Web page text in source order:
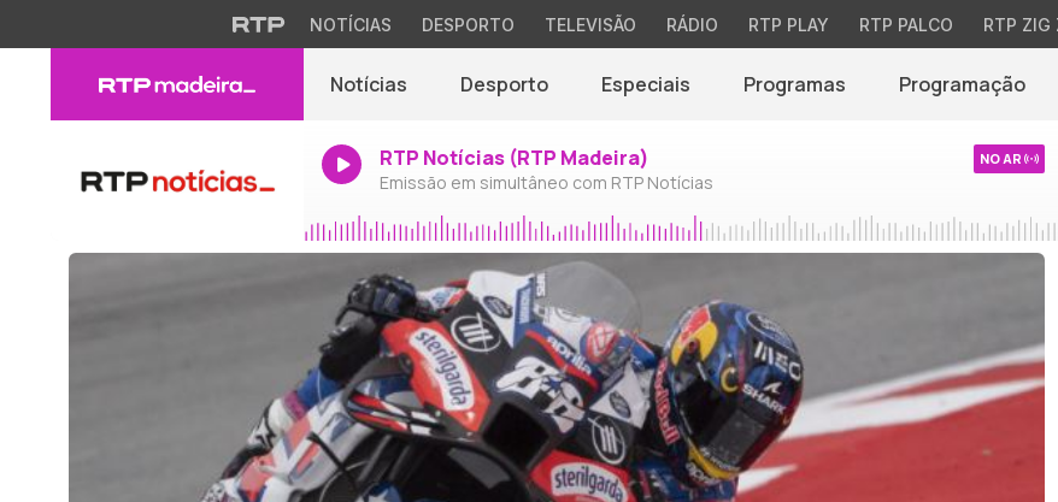
NOTÍCIAS DESPORTO TELEVISÃO RÁDIO RTP PLAY RTP PALCO RTP ZIG
Notícias Desporto Especiais Programas Programação
RTP Notícias (RTP Madeira)
Emissão em simultâneo com RTP Notícias
NO AR